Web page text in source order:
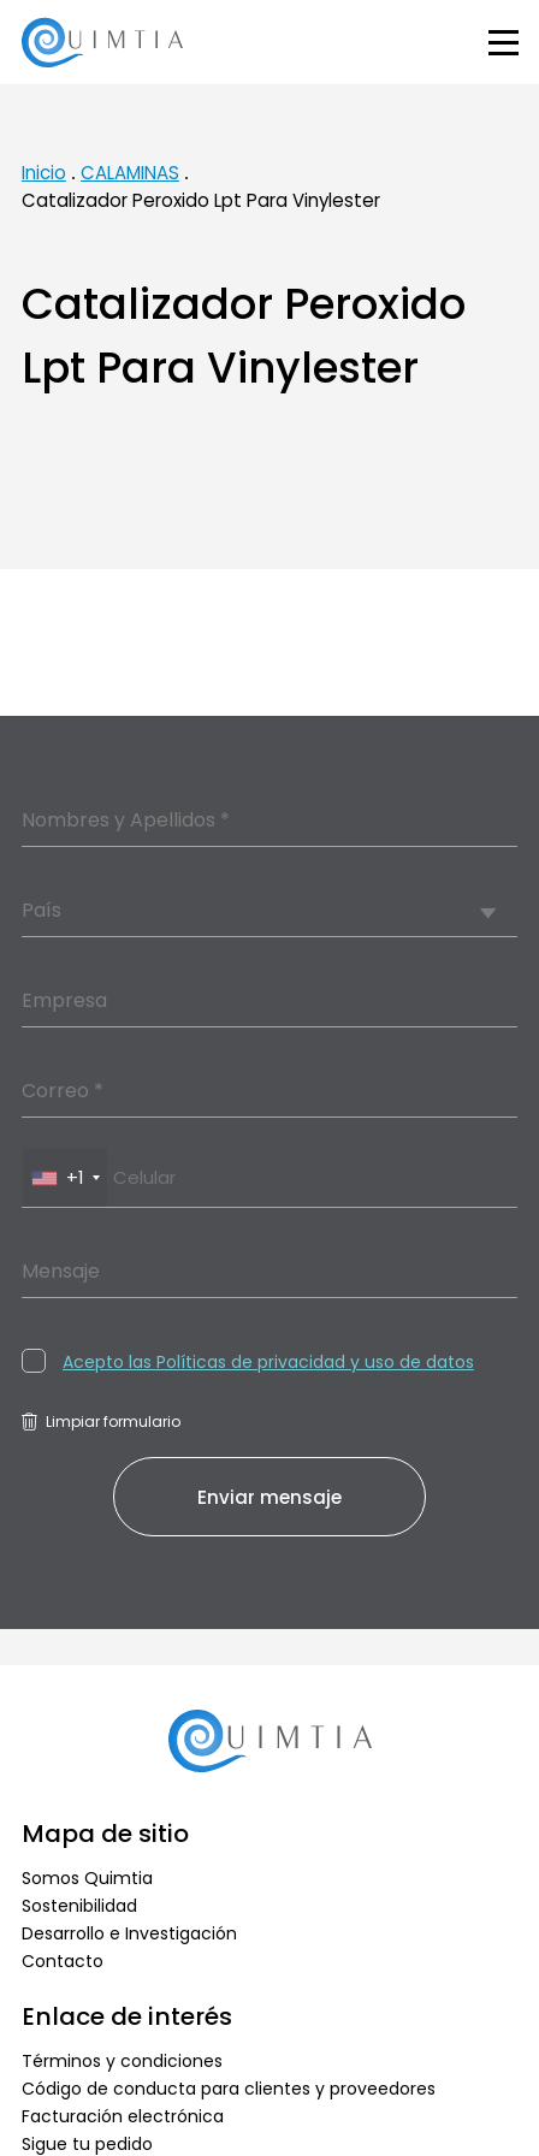
Inicio
CALAMINAS
Catalizador Peroxido Lpt Para Vinylester
Catalizador Peroxido
Lpt Para Vinylester
Nombres y Apellidos *
País
Empresa
Correo *
+1
Mensaje
Acepto las Políticas de privacidad y uso de datos
Limpiar formulario
Mapa de sitio
Somos Quimtia
Sostenibilidad
Desarrollo e Investigación
Contacto
Enlace de interés
Términos y condiciones
Código de conducta para clientes y proveedores
Facturación electrónica
Sigue tu pedido